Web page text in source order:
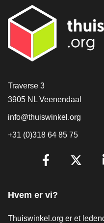
[_General:Contact]
Traverse 3
3905 NL Veenendaal
info@thuiswinkel.org
+31 (0)318 64 85 75
Hvem er vi?
Thuiswinkel.org er et